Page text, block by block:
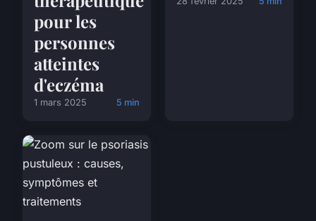
pour les
personnes
atteintes
d'eczéma
1 mars 2025 5 min